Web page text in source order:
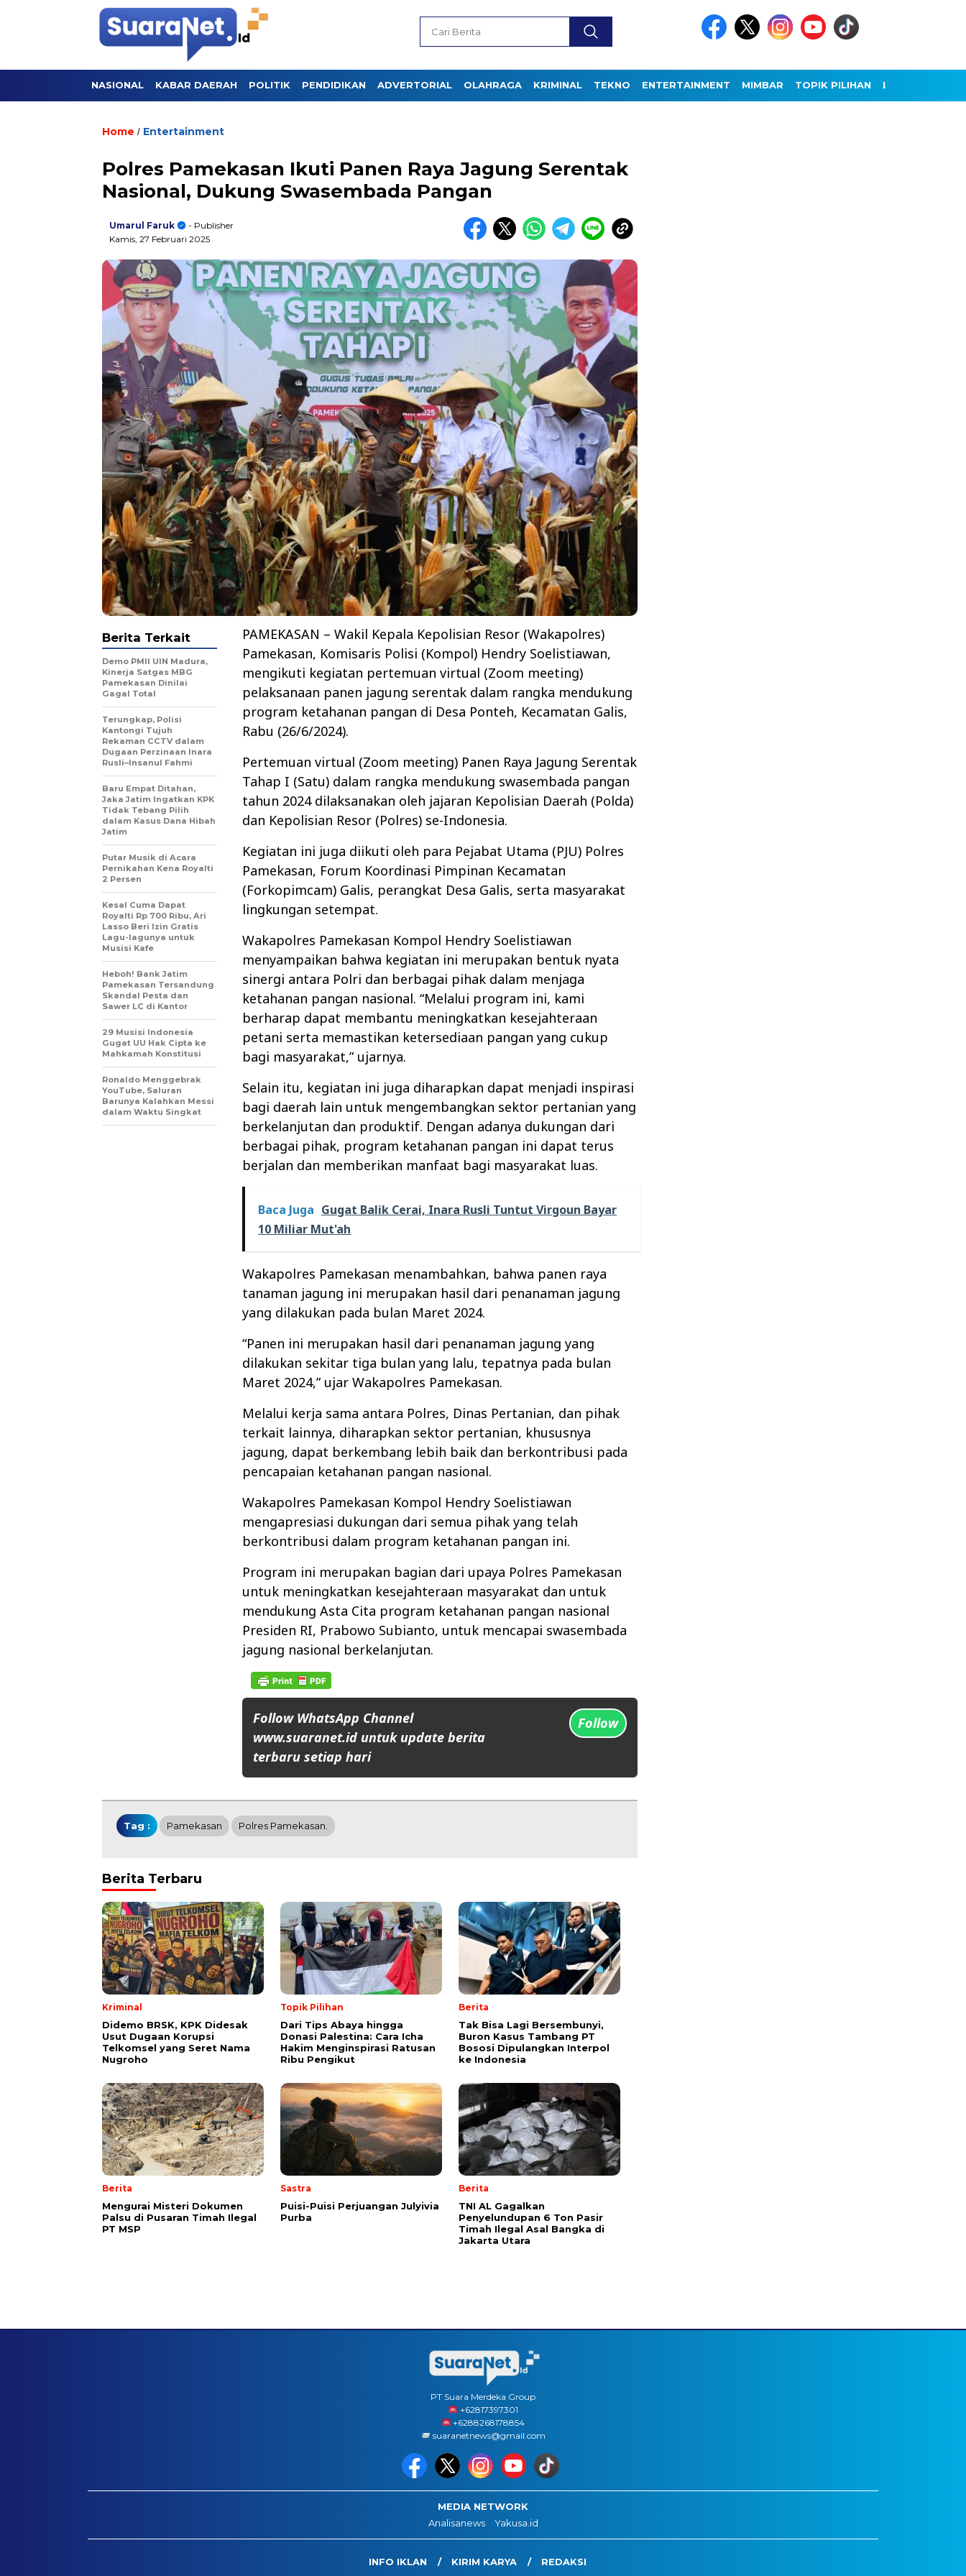
NASIONAL KABAR DAERAH POLITIK PENDIDIKAN ADVERTORIAL OLAHRAGA KRIMINAL TEKNO ENTERTAINMENT MIMBAR TOPIK PILIHAN LAINNYA
Home / Entertainment
Polres Pamekasan Ikuti Panen Raya Jagung Serentak
Nasional, Dukung Swasembada Pangan
Umarul Faruk
- Publisher
Kamis, 27 Februari 2025
PAMEKASAN – Wakil Kepala Kepolisian Resor (Wakapolres)
Pamekasan, Komisaris Polisi (Kompol) Hendry Soelistiawan,
mengikuti kegiatan pertemuan virtual (Zoom meeting)
pelaksanaan panen jagung serentak dalam rangka mendukung
program ketahanan pangan di Desa Ponteh, Kecamatan Galis,
Rabu (26/6/2024).
Pertemuan virtual (Zoom meeting) Panen Raya Jagung Serentak
Tahap I (Satu) dalam rangka mendukung swasembada pangan
tahun 2024 dilaksanakan oleh jajaran Kepolisian Daerah (Polda)
dan Kepolisian Resor (Polres) se-Indonesia.
Kegiatan ini juga diikuti oleh para Pejabat Utama (PJU) Polres
Pamekasan, Forum Koordinasi Pimpinan Kecamatan
(Forkopimcam) Galis, perangkat Desa Galis, serta masyarakat
lingkungan setempat.
Wakapolres Pamekasan Kompol Hendry Soelistiawan
menyampaikan bahwa kegiatan ini merupakan bentuk nyata
sinergi antara Polri dan berbagai pihak dalam menjaga
ketahanan pangan nasional. “Melalui program ini, kami
berharap dapat membantu meningkatkan kesejahteraan
petani serta memastikan ketersediaan pangan yang cukup
bagi masyarakat,” ujarnya.
Selain itu, kegiatan ini juga diharapkan dapat menjadi inspirasi
bagi daerah lain untuk mengembangkan sektor pertanian yang
berkelanjutan dan produktif. Dengan adanya dukungan dari
berbagai pihak, program ketahanan pangan ini dapat terus
berjalan dan memberikan manfaat bagi masyarakat luas.
Baca Juga Gugat Balik Cerai, Inara Rusli Tuntut Virgoun Bayar
10 Miliar Mut'ah
Wakapolres Pamekasan menambahkan, bahwa panen raya
tanaman jagung ini merupakan hasil dari penanaman jagung
yang dilakukan pada bulan Maret 2024.
“Panen ini merupakan hasil dari penanaman jagung yang
dilakukan sekitar tiga bulan yang lalu, tepatnya pada bulan
Maret 2024,” ujar Wakapolres Pamekasan.
Melalui kerja sama antara Polres, Dinas Pertanian, dan pihak
terkait lainnya, diharapkan sektor pertanian, khususnya
jagung, dapat berkembang lebih baik dan berkontribusi pada
pencapaian ketahanan pangan nasional.
Wakapolres Pamekasan Kompol Hendry Soelistiawan
mengapresiasi dukungan dari semua pihak yang telah
berkontribusi dalam program ketahanan pangan ini.
Program ini merupakan bagian dari upaya Polres Pamekasan
untuk meningkatkan kesejahteraan masyarakat dan untuk
mendukung Asta Cita program ketahanan pangan nasional
Presiden RI, Prabowo Subianto, untuk mencapai swasembada
jagung nasional berkelanjutan.
Follow WhatsApp Channel
www.suaranet.id untuk update berita
terbaru setiap hari
Follow
Berita Terkait
Demo PMII UIN Madura,
Kinerja Satgas MBG
Pamekasan Dinilai
Gagal Total
Terungkap, Polisi
Kantongi Tujuh
Rekaman CCTV dalam
Dugaan Perzinaan Inara
Rusli–Insanul Fahmi
Baru Empat Ditahan,
Jaka Jatim Ingatkan KPK
Tidak Tebang Pilih
dalam Kasus Dana Hibah
Jatim
Putar Musik di Acara
Pernikahan Kena Royalti
2 Persen
Kesal Cuma Dapat
Royalti Rp 700 Ribu, Ari
Lasso Beri Izin Gratis
Lagu-lagunya untuk
Musisi Kafe
Heboh! Bank Jatim
Pamekasan Tersandung
Skandal Pesta dan
Sawer LC di Kantor
29 Musisi Indonesia
Gugat UU Hak Cipta ke
Mahkamah Konstitusi
Ronaldo Menggebrak
YouTube, Saluran
Barunya Kalahkan Messi
dalam Waktu Singkat
Tag : Pamekasan Polres Pamekasan.
Berita Terbaru
Kriminal
Didemo BRSK, KPK Didesak
Usut Dugaan Korupsi
Telkomsel yang Seret Nama
Nugroho
Topik Pilihan
Dari Tips Abaya hingga
Donasi Palestina: Cara Icha
Hakim Menginspirasi Ratusan
Ribu Pengikut
Berita
Tak Bisa Lagi Bersembunyi,
Buron Kasus Tambang PT
Bososi Dipulangkan Interpol
ke Indonesia
Berita
Mengurai Misteri Dokumen
Palsu di Pusaran Timah Ilegal
PT MSP
Sastra
Puisi-Puisi Perjuangan Julyivia
Purba
Berita
TNI AL Gagalkan
Penyelundupan 6 Ton Pasir
Timah Ilegal Asal Bangka di
Jakarta Utara
PT Suara Merdeka Group
‪+62817397301
+6288268178854
suaranetnews@gmail.com
MEDIA NETWORK
Analisanews
Yakusa.id
INFO IKLAN KIRIM KARYA REDAKSI